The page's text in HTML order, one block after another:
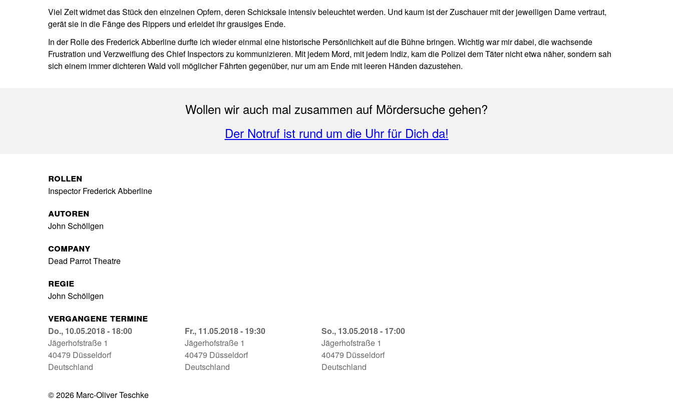
Viel Zeit widmet das Stück den einzelnen Opfern, deren Schicksale intensiv beleuchtet werden. Und kaum ist der Zuschauer mit der jeweiligen Dame vertraut,
gerät sie in die Fänge des Rippers und erleidet ihr grausiges Ende.
In der Rolle des Frederick Abberline durfte ich wieder einmal eine historische Persönlichkeit auf die Bühne bringen. Wichtig war mir dabei, die wachsende
Frustration und Verzweiflung des Chief Inspectors zu kommunizieren. Mit jedem Mord, mit jedem Indiz, kam die Polizei dem Täter nicht etwa näher, sondern sah
sich einem immer dichteren Wald voll möglicher Fährten gegenüber, nur um am Ende mit leeren Händen dazustehen.
Wollen wir auch mal zusammen auf Mördersuche gehen?
Der Notruf ist rund um die Uhr für Dich da!
Rollen
Inspector Frederick Abberline
Autoren
John Schöllgen
Company
Dead Parrot Theatre
Regie
John Schöllgen
Vergangene Termine
Blutherbst
Theatermuseum
Düsseldorf
10.05.2018
18:00
Do., 10.05.2018 - 18:00
Jägerhofstraße 1
40479 Düsseldorf
Deutschland
Blutherbst
Theatermuseum
Düsseldorf
11.05.2018
Fr., 11.05.2018 - 19:30
Jägerhofstraße 1
40479 Düsseldorf
Deutschland
Blutherbst
Theatermuseum
Düsseldorf
13.05.2018
So., 13.05.2018 - 17:00
Jägerhofstraße 1
40479 Düsseldorf
Deutschland
© 2026 Marc-Oliver Teschke